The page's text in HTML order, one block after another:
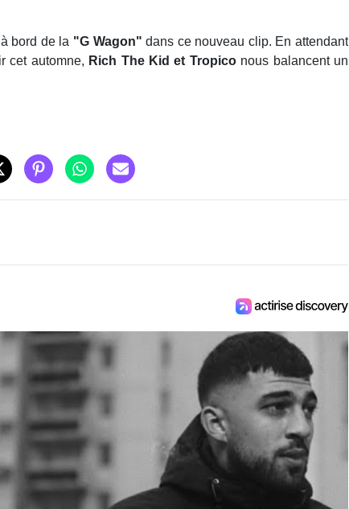
bord de la "G Wagon" dans ce nouveau clip. En attendant
cet automne, Rich The Kid et Tropiconous balancent un